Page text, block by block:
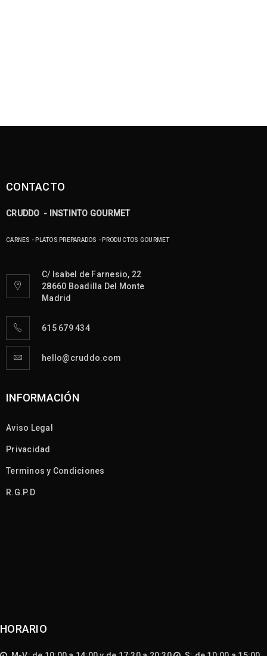
CONTACTO
CRUDDO - INSTINTO GOURMET
CARNES - PLATOS PREPARADOS - PRODUCTOS GOURMET
C/ Isabel de Farnesio, 22
28660 Boadilla Del Monte
Madrid
615 679 434
hello@cruddo.com
INFORMACIÓN
Aviso Legal
Privacidad
Terminos y Condiciones
R.G.P.D
HORARIO